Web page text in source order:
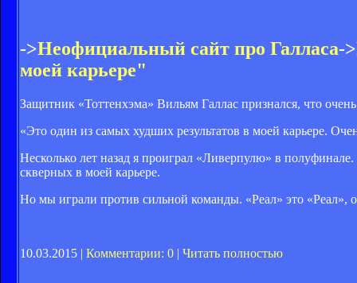
->Неофициальный сайт про Галласа->
моей карьере"
Защитник «Тоттенхэма» Вильям Галлас признался, что
«Это один из самых худших результатов в моей карьере.
Несколько лет назад я проиграл «Ливерпулю» в
скверных в моей карьере.
Но мы играли против сильной команды. «Реал» это «Реал»,
10.03.2015 | Комментарии: 0 | Читать полностью